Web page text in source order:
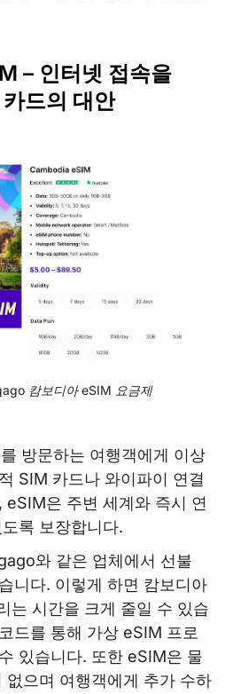
– 인터넷 접속을
드의 대안
캄보디아 eSIM 요금제
방문하는 여행객에게 이상
SIM 카드나 와이파이 연결
eSIM은 주변 세계와 즉시 연
록 보장합니다.
와 같은 업체에서 선불
니다. 이렇게 하면 캄보디아
는 시간을 크게 줄일 수 있습
드를 통해 가상 eSIM 프로
있습니다. 또한 eSIM은 물
없으며 여행객에게 추가 수하